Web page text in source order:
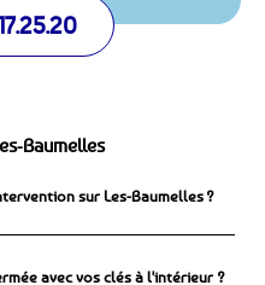
Baumelles
sur Les-Baumelles ?
avec vos clés à l'intérieur ?